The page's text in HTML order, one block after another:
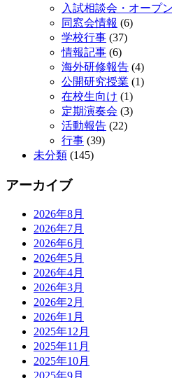
入試相談会・オープ
同窓会情報 (6)
学校行事 (37)
情報記事 (6)
海外研修報告 (4)
公開研究授業 (1)
在校生向け (1)
定期演奏会 (3)
活動報告 (22)
行事 (39)
未分類 (145)
アーカイブ
2026年8月
2026年7月
2026年6月
2026年5月
2026年4月
2026年3月
2026年2月
2026年1月
2025年12月
2025年11月
2025年10月